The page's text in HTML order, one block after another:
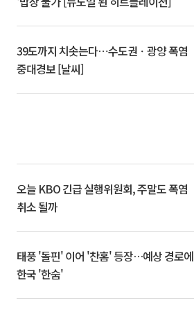
39도까지 치솟는다⋯수도권ㆍ광양 폭염
중대경보 [날씨]
오늘 KBO 긴급 실행위원회, 주말도 폭염
취소 될까
태풍 '돌핀' 이어 '찬홈' 등장…예상 경로에
한국 '한숨'